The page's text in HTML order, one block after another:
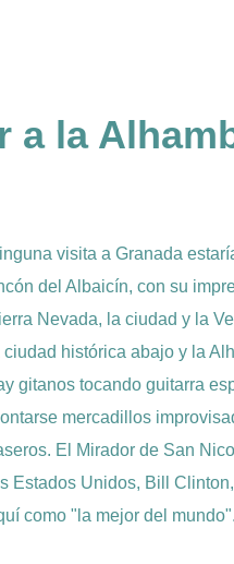
a la
visita a Granada
del Albaicín, con su
Nevada, la ciudad y la
ciudad histórica abajo y la
gitanos tocando guitarra
mercadillos
El Mirador de San
Estados Unidos, Bill
como "la mejor del mundo".